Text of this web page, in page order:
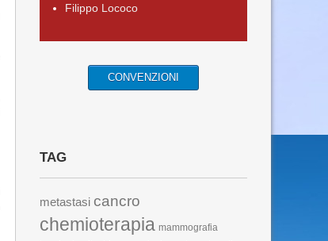
Filippo Lococo
CONVENZIONI
TAG
metastasi cancro
chemioterapia mammografia